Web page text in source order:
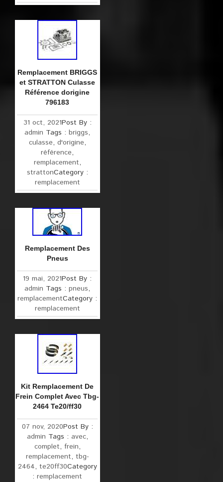
Remplacement BRIGGS
et STRATTON Culasse
Référence dorigine
796183
31 oct, 2021Post By :
admin Tags :briggs,
culasse, d'origine,
référence,
remplacement,
strattonCategory :
remplacement
Remplacement Des
Pneus
19 mai, 2021Post By :
admin Tags :pneus,
remplacementCategory :
remplacement
Kit Remplacement De
Frein Complet Avec Tbg-
2464 Te20/ff30
07 nov, 2020Post By :
admin Tags : avec,
complet, frein,
remplacement, tbg-
2464, te20ff30Category
:remplacement